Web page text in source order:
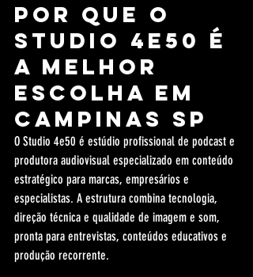
Por que o
Studio 4e50 é
a melhor
escolha em
Campinas SP
O Studio 4e50 é estúdio profissional de podcast e
produtora audiovisual especializado em conteúdo
estratégico para marcas, empresários e
especialistas. A estrutura combina tecnologia,
direção técnica e qualidade de imagem e som,
pronta para entrevistas, conteúdos educativos e
produção recorrente.